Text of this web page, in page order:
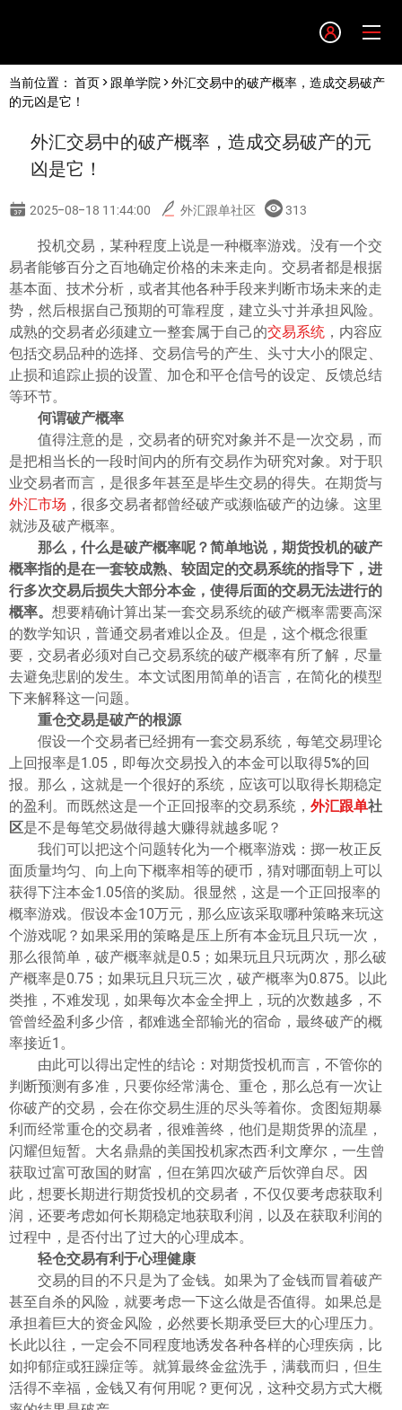
English
简体中文
한글
日本語
Tiếng việt
ไทย
当前位置： 首页> 跟单学院> 外汇交易中的破产概率，造成交易破产
的元凶是它！
外汇交易中的破产概率，造成交易破产的元
凶是它！
2025-08-18 11:44:00 外汇跟单社区 313
投机交易，某种程度上说是一种概率游戏。没有一个交
易者能够百分之百地确定价格的未来走向。交易者都是根据
基本面、技术分析，或者其他各种手段来判断市场未来的走
势，然后根据自己预期的可靠程度，建立头寸并承担风险。
成熟的交易者必须建立一整套属于自己的交易系统 ，内容应
包括交易品种的选择、交易信号的产生、头寸大小的限定、
止损和追踪止损的设置、加仓和平仓信号的设定、反馈总结
等环节。
何谓破产概率
值得注意的是，交易者的研究对象并不是一次交易，而
是把相当长的一段时间内的所有交易作为研究对象。对于职
业交易者而言，是很多年甚至是毕生交易的得失。在期货与
外汇市场 ，很多交易者都曾经破产或濒临破产的边缘。这里
就涉及破产概率。
那么，什么是破产概率呢？简单地说，期货投机的破产
概率指的是在一套较成熟、较固定的交易系统的指导下，进
行多次交易后损失大部分本金，使得后面的交易无法进行的
概率。 想要精确计算出某一套交易系统的破产概率需要高深
的数学知识，普通交易者难以企及。但是，这个概念很重
要，交易者必须对自己交易系统的破产概率有所了解，尽量
去避免悲剧的发生。本文试图用简单的语言，在简化的模型
下来解释这一问题。
重仓交易是破产的根源
假设一个交易者已经拥有一套交易系统，每笔交易理论
上回报率是1.05，即每次交易投入的本金可以取得5%的回
报。那么，这就是一个很好的系统，应该可以取得长期稳定
的盈利。而既然这是一个正回报率的交易系统， 外汇跟单社
区是不是每笔交易做得越大赚得就越多呢？
我们可以把这个问题转化为一个概率游戏：掷一枚正反
面质量均匀、向上向下概率相等的硬币，猜对哪面朝上可以
获得下注本金1.05倍的奖励。很显然，这是一个正回报率的
概率游戏。假设本金10万元，那么应该采取哪种策略来玩这
个游戏呢？如果采用的策略是压上所有本金玩且只玩一次，
那么很简单，破产概率就是0.5；如果玩且只玩两次，那么破
产概率是0.75；如果玩且只玩三次，破产概率为0.875。以此
类推，不难发现，如果每次本金全押上，玩的次数越多，不
管曾经盈利多少倍，都难逃全部输光的宿命，最终破产的概
率接近1。
由此可以得出定性的结论：对期货投机而言，不管你的
判断预测有多准，只要你经常满仓、重仓，那么总有一次让
你破产的交易，会在你交易生涯的尽头等着你。贪图短期暴
利而经常重仓的交易者，很难善终，他们是期货界的流星，
闪耀但短暂。大名鼎鼎的美国投机家杰西·利文摩尔，一生曾
获取过富可敌国的财富，但在第四次破产后饮弹自尽。因
此，想要长期进行期货投机的交易者，不仅仅要考虑获取利
润，还要考虑如何长期稳定地获取利润，以及在获取利润的
过程中，是否付出了过大的心理成本。
轻仓交易有利于心理健康
交易的目的不只是为了金钱。如果为了金钱而冒着破产
甚至自杀的风险，就要考虑一下这么做是否值得。如果总是
承担着巨大的资金风险，必然要长期承受巨大的心理压力。
长此以往，一定会不同程度地诱发各种各样的心理疾病，比
如抑郁症或狂躁症等。就算最终金盆洗手，满载而归，但生
活得不幸福，金钱又有何用呢？更何况，这种交易方式大概